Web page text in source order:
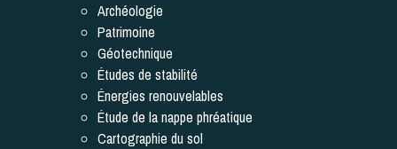
Archéologie
Patrimoine
Géotechnique
Études de stabilité
Énergies renouvelables
Étude de la nappe phréatique
Cartographie du sol